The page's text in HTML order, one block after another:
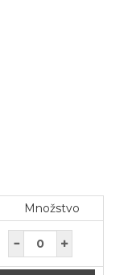
Množstvo